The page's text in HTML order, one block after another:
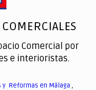
Comercial por
e interioristas.
Reformas en Málaga ,